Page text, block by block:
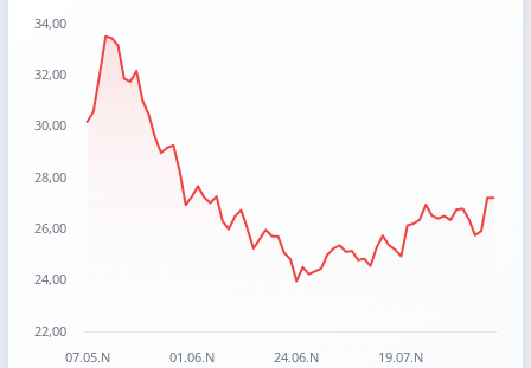
Chart with 67 data points.
The chart has 1 X axis displaying categories.
The chart has 1 Y axis displaying values. Data ranges from
07.05.N 01.06.N 24.06.N 19.07.N
22,00
24,00
26,00
28,00
30,00
32,00
34,00